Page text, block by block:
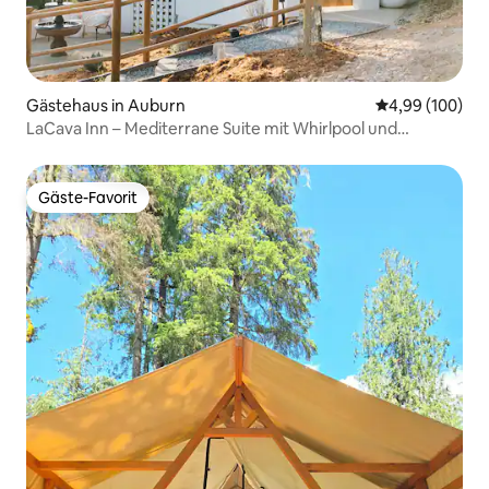
Gästehaus in Auburn
4,99 (100)
LaCava Inn – Mediterrane Suite mit Whirlpool und
Gäste-Favorit
Gäste-Favorit